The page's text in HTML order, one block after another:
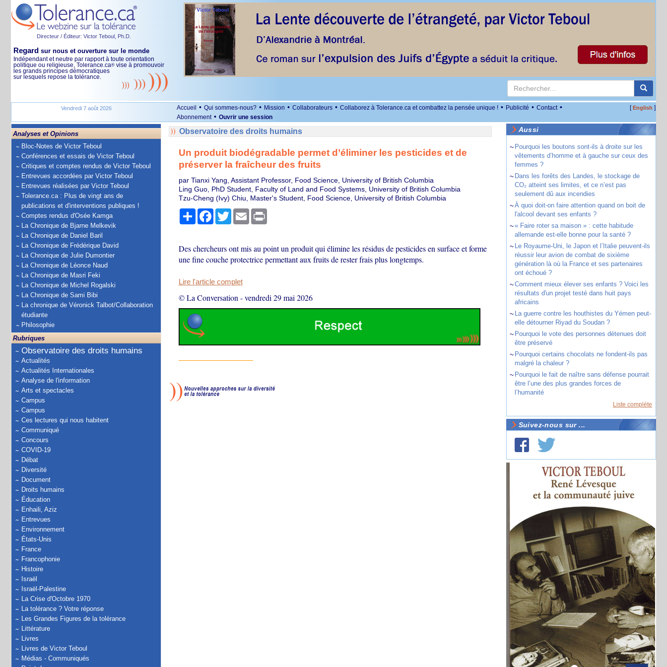
Directeur / Éditeur: Victor Teboul, Ph.D.
Regard sur nous et ouverture sur le monde
Indépendant et neutre par rapport à toute orientation
politique ou religieuse, Tolerance.ca® vise à promouvoir
les grands principes démocratiques
sur lesquels repose la tolérance.
Vendredi 7 août 2026 Accueil • Qui sommes-nous? • Mission • Collaborateurs • Collaborez à Tolerance.ca et combattez la pensée unique ! • Publicité • Contact •
Abonnement • Ouvrir une session
[English ]
Analyses et Opinions
Bloc-Notes de Victor Teboul
Conférences et essais de Victor Teboul
Critiques et comptes rendus de Victor Teboul
Entrevues accordées par Victor Teboul
Entrevues réalisées par Victor Teboul
Tolerance.ca : Plus de vingt ans de
publications et d'interventions publiques !
Comptes rendus d'Osée Kamga
La Chronique de Bjarne Melkevik
La Chronique de Daniel Baril
La Chronique de Frédérique David
La Chronique de Julie Dumontier
La Chronique de Léonce Naud
La Chronique de Masri Feki
La Chronique de Michel Rogalski
La Chronique de Sami Bibi
La chronique de Véronick Talbot/Collaboration
étudiante
Philosophie
Rubriques
Observatoire des droits humains
Actualités
Actualités Internationales
Analyse de l'information
Arts et spectacles
Campus
Campus
Ces lectures qui nous habitent
Communiqué
Concours
COVID-19
Débat
Diversité
Document
Droits humains
Éducation
Enhaili, Aziz
Entrevues
Environnement
États-Unis
France
Francophonie
Histoire
Israël
Israël-Palestine
La Crise d'Octobre 1970
La tolérance ? Votre réponse
Les Grandes Figures de la tolérance
Littérature
Livres
Livres de Victor Teboul
Médias - Communiqués
Observatoire des droits humains
Un produit biodégradable permet d’éliminer les pesticides et de
préserver la fraîcheur des fruits
par Tianxi Yang, Assistant Professor, Food Science, University of British Columbia
Ling Guo, PhD Student, Faculty of Land and Food Systems, University of British Columbia
Tzu-Cheng (Ivy) Chiu, Master's Student, Food Science, University of British Columbia
PartagerFacebook
TwitterEmail Print
Des chercheurs ont mis au point un produit qui élimine les résidus de pesticides en surface et forme
une fine couche protectrice permettant aux fruits de rester frais plus longtemps.
Lire l'article complet
© La Conversation -vendredi 29 mai 2026
Aussi
~ Pourquoi les boutons sont-ils à droite sur les
vêtements d’homme et à gauche sur ceux des
femmes ?
~ Dans les forêts des Landes, le stockage de
CO₂ atteint ses limites, et ce n’est pas
seulement dû aux incendies
~À quoi doit-on faire attention quand on boit de
l'alcool devant ses enfants ?
~« Faire roter sa maison » : cette habitude
allemande est-elle bonne pour la santé ?
~ Le Royaume-Uni, le Japon et l’Italie peuvent-ils
réussir leur avion de combat de sixième
génération là où la France et ses partenaires
ont échoué ?
~Comment mieux élever ses enfants ? Voici les
résultats d'un projet testé dans huit pays
africains
~ La guerre contre les houthistes du Yémen peut-
elle détourner Riyad du Soudan ?
~ Pourquoi le vote des personnes détenues doit
être préservé
~ Pourquoi certains chocolats ne fondent-ils pas
malgré la chaleur ?
~ Pourquoi le fait de naître sans défense pourrait
être l’une des plus grandes forces de
l’humanité
Liste complète
Suivez-nous sur ...